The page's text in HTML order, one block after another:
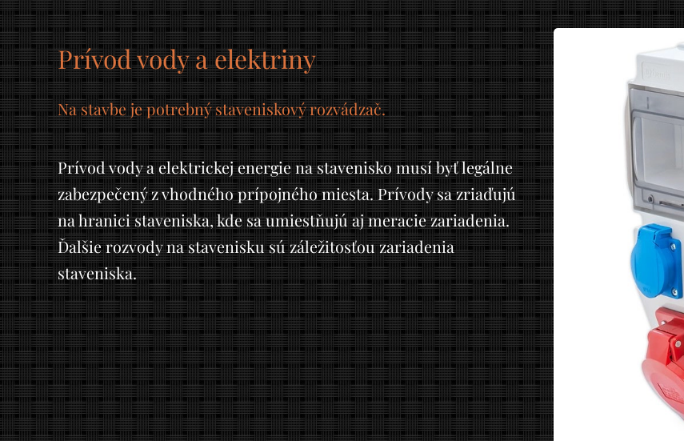
Prívod vody a elektriny
Na stavbe je potrebný staveniskový rozvádzač.
Prívod vody a elektrickej energie na stavenisko musí byť legálne
zabezpečený z vhodného prípojného miesta. Prívody sa zriaďujú
na hranici staveniska, kde sa umiestňujú aj meracie zariadenia.
Ďalšie rozvody na stavenisku sú záležitosťou zariadenia
staveniska.